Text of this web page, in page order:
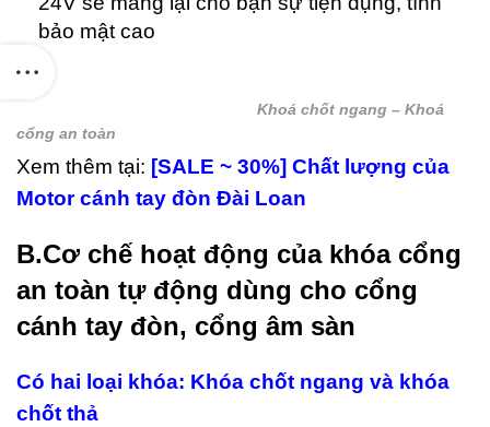
bảo mật cao
Khoá chốt ngang – Khoá
cổng an toàn
Xem thêm tại: [SALE ~ 30%] Chất lượng của
Motor cánh tay đòn Đài Loan
B.Cơ chế hoạt động của khóa cổng
an toàn tự động dùng cho cổng
cánh tay đòn, cổng âm sàn
Có hai loại khóa: Khóa chốt ngang và khóa
chốt thả